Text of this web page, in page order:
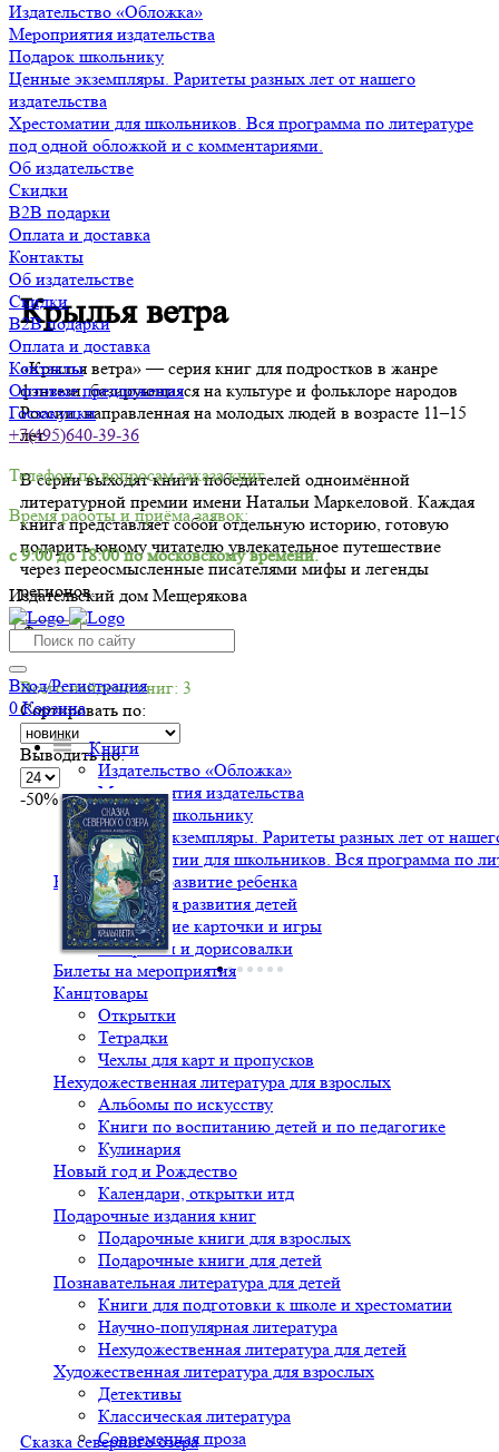
Издательство «Обложка»
Мероприятия издательства
Подарок школьнику
Ценные экземпляры. Раритеты разных лет от нашего
издательства
Хрестоматии для школьников. Вся программа по литературе
под одной обложкой и с комментариями.
Об издательстве
Скидки
B2B подарки
Оплата и доставка
Контакты
Об издательстве
Скидки
B2B подарки
Оплата и доставка
Контакты
Оптовые предложения
Госзакупки
+7(495)640-39-36
Телефон по вопросам заказа книг.
Время работы и приёма заявок:
с 9:00 до 18:00 по московскому времени.
Издательский дом Мещерякова
Вход/Регистрация
0 Корзина
Книги
Издательство «Обложка»
Мероприятия издательства
Подарок школьнику
Ценные экземпляры. Раритеты разных лет от
Хрестоматии для школьников. Вся программа по
Воспитание и развитие ребенка
Книги для развития детей
Обучающие карточки и игры
Раскраски и дорисовалки
Билеты на мероприятия
Канцтовары
Открытки
Тетрадки
Чехлы для карт и пропусков
Нехудожественная литература для взрослых
Альбомы по искусству
Книги по воспитанию детей и по педагогике
Кулинария
Новый год и Рождество
Календари, открытки итд
Подарочные издания книг
Подарочные книги для взрослых
Подарочные книги для детей
Познавательная литература для детей
Книги для подготовки к школе и хрестоматии
Научно-популярная литература
Нехудожественная литература для детей
Художественная литература для взрослых
Детективы
Классическая литература
Современная проза
Крылья ветра
«Крылья ветра» — серия книг для подростков в жанре
фэнтези, базирующаяся на культуре и фольклоре народов
России, направленная на молодых людей в возрасте 11–15
лет.
В серии выходят книги победителей одноимённой
литературной премии имени Натальи Маркеловой. Каждая
книга представляет собой отдельную историю, готовую
подарить юному читателю увлекательное путешествие
через переосмысленные писателями мифы и легенды
регионов.
Фильтр
Всего найдено книг: 3
Сортировать по:
Выводить по:
-50%
Сказка северного озера